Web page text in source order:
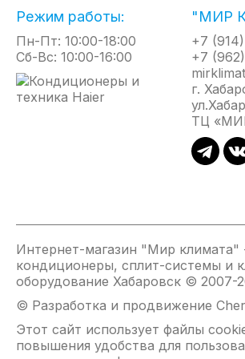
в себя обновленный фильтр
очистки ULTRA Hi Density фильтр,
более 90% пыли и других частиц из
помещении, и фильтр с ионами
позволяет предотвращать
Все модели серии ZOOM DC
функцию 4D AUTO Air
контролировать температуру
рядом с пользователем.
Энергоэффективность класса А;
Ultra Hi Density, Silver Ion,
фильтры;
Низкий уровень шума от 22,5 дБ(А);
Режим работы:
Пн-Пт: 10:00-18:00
Сб-Вс: 10:00-16:00
"МИР
+7
+7
г.
ТЦ
Интернет-магазин "Мир климата"
кондиционеры, сплит-системы и
оборудование Хабаровск © 2007-
© Разработка и продвижение
Этот сайт использует файлы
повышения удобства для